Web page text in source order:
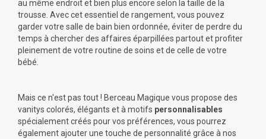
au même endroit et bien plus encore selon la taille de la
trousse. Avec cet essentiel de rangement, vous pouvez
garder votre salle de bain bien ordonnée, éviter de perdre du
temps à chercher des affaires éparpillées partout et profiter
pleinement de votre routine de soins et de celle de votre
bébé.
Mais ce n'est pas tout ! Berceau Magique vous propose des
vanitys colorés, élégants et à motifs personnalisables
spécialement créés pour vos préférences, vous pourrez
également ajouter une touche de personnalité grâce à nos